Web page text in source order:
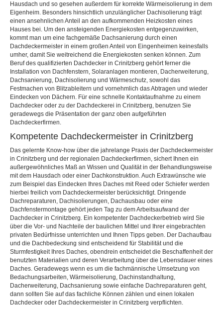
Hausdach und so gesehen außerdem für korrekte Wärmeisolierung in dem
Eigenheim. Besonders hinsichtlich unzulänglicher Dachisolierung trägt
einen ansehnlichen Anteil an den aufkommenden Heizkosten eines
Hauses bei. Um den ansteigenden Energiekosten entgegenzuwirken,
kommt man um eine fachgemäße Dachsanierung durch einen
Dachdeckermeister in einem großen Anteil von Eingenheimen keinesfalls
umher, damit Sie weitreichend die Energiekosten senken können. Zum
Beruf des qualifizierten Dachdecker in Crinitzberg gehört ferner die
Installation von Dachfenstern, Solaranlagen montieren, Dacherweiterung,
Dachsanierung, Dachisolierung und Wärmeschutz, sowohl das
Festmachen von Blitzableitern und vornehmlich das Abtragen und wieder
Eindecken von Dächern. Für eine schnelle Kontaktaufnahme zu einem
Dachdecker oder zu der Dachdeckerei in Crinitzberg, benutzen Sie
geradewegs die Präsentation der ganz oben aufgeführten
Dachdeckerfirmen.
Kompetente Dachdeckermeister in Crinitzberg
Das gelernte Know-how über die jahrelange Praxis der Dachdeckermeister
in Crinitzberg und der regionalen Dachdeckerfirmen, sichert Ihnen ein
außergewöhnliches Maß an Wissen und Qualität in der Behandlungsweise
mit dem Hausdach oder einer Dachkonstruktion. Auch Extrawünsche wie
zum Beispiel das Eindecken Ihres Daches mit Reed oder Schiefer werden
hierbei freilich vom Dachdeckermeister berücksichtigt. Dringende
Dachreparaturen, Dachisolierungen, Dachausbau oder eine
Dachfenstermontage gehört jeden Tag zu dem Arbeitsaufwand der
Dachdecker in Crinitzberg. Ein kompetenter Dachdeckerbetrieb wird Sie
über die Vor- und Nachteile der baulichen Mittel und Ihrer eingebrachten
privaten Bedürfnisse unterrichten und Ihnen Tipps geben. Der Dachaufbau
und die Dachbedeckung sind entscheidend für Stabilität und die
Sturmfestigkeit Ihres Daches, obendrein entscheidet die Beschaffenheit der
benutzten Materialien und deren Verarbeitung über die Lebensdauer eines
Daches. Geradewegs wenn es um die fachmännische Umsetzung von
Bedachungsarbeiten, Wärmeisolierung, Dachinstandhaltung,
Dacherweiterung, Dachsanierung sowie einfache Dachreparaturen geht,
dann sollten Sie auf das fachliche Können zählen und einen lokalen
Dachdecker oder Dachdeckermeister in Crinitzberg verpflichten.